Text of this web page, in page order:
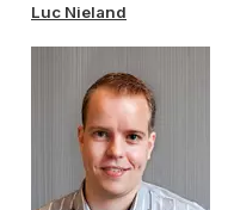
Luc Nieland